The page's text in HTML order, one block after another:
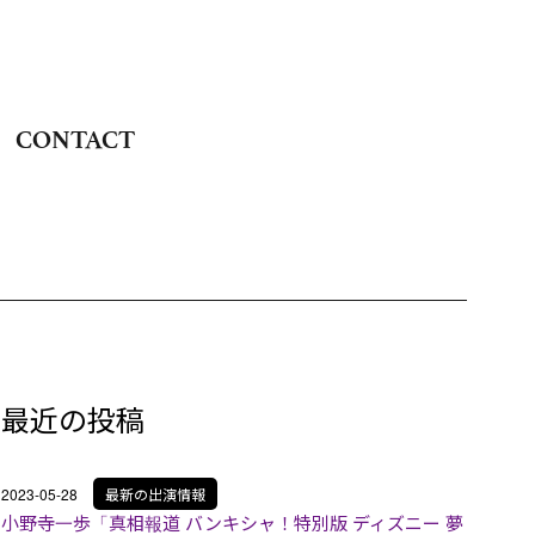
CONTACT
最近の投稿
2023-05-28 最新の出演情報
小野寺一歩「真相報道 バンキシャ！特別版 ディズニー 夢